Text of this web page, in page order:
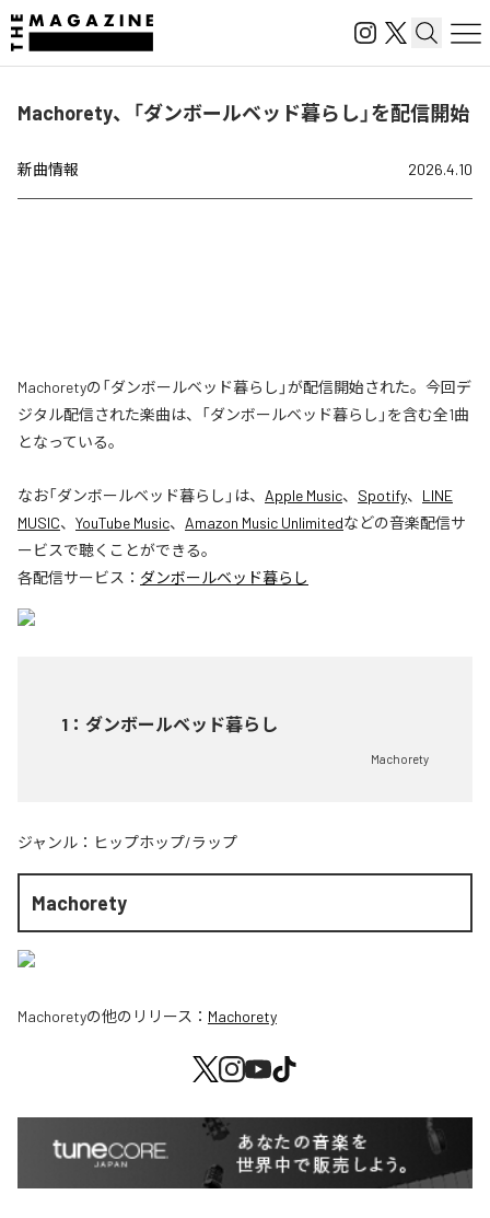
Machorety、「ダンボールベッド暮らし」を配信開始
新曲情報 2026.4.10
Machoretyの「ダンボールベッド暮らし」が配信開始された。今回デ
ジタル配信された楽曲は、「ダンボールベッド暮らし」を含む全1曲
となっている。
なお「ダンボールベッド暮らし 」は、 Apple Music、 Spotify、 LINE
MUSIC、 YouTube Music、 Amazon Music Unlimitedなどの音楽配信サ
ービスで聴くことができる。
各配信サービス： ダンボールベッド暮らし
1 ： ダンボールベッド暮らし
Machorety
ジャンル： ヒップホップ/ラップ
Machorety
Machoretyの他のリリース： Machorety